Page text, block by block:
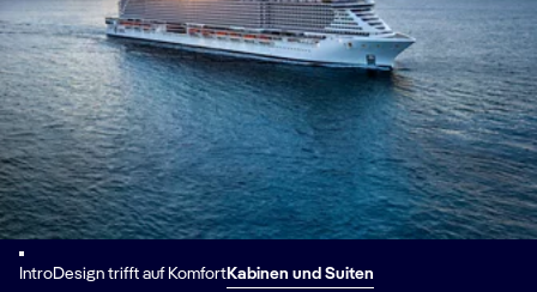
IntroDesign trifft auf KomfortKabinen und Suiten